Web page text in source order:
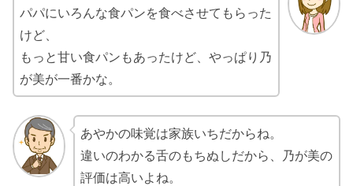
パパにいろんな食パンを食べさせてもらった
けど、
もっと甘い食パンもあったけど、やっぱり乃
が美が一番かな。
あやかの味覚は家族いちだからね。
違いのわかる舌のもちぬしだから、乃が美の
評価は高いよね。